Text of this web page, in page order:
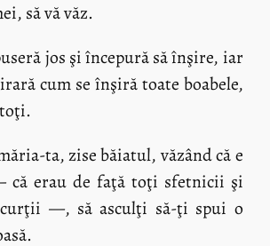
să vă văz.
jos şi începură să înşire, iar
cum se înşiră toate boabele,
ta, zise băiatul, văzând că e
că erau de faţă toţi sfetnicii şi
—, să asculţi să-ţi spui o